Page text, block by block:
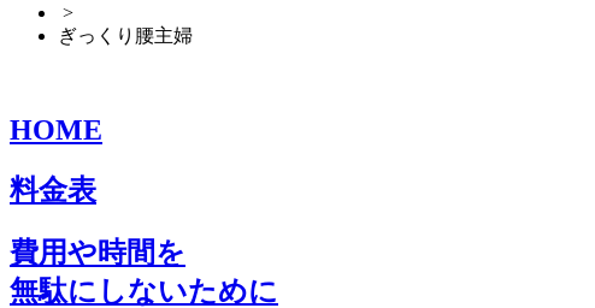
>
ぎっくり腰主婦
HOME
料金表
費用や時間を
無駄にしないために